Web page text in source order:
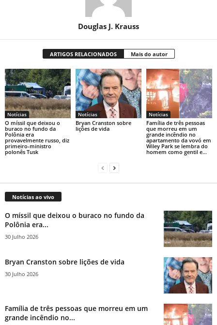
Douglas J. Krauss
ARTIGOS RELACIONADOS Mais do autor
Notícias
O míssil que deixou o
buraco no fundo da
Polônia era
provavelmente russo, diz
primeiro-ministro
polonês Tusk
Notícias
Bryan Cranston sobre
lições de vida
Notícias
Família de três pessoas
que morreu em um
grande incêndio no
apartamento da vovó em
Wiley Park se lembra do
homem como gentil e...
Notícias ao vivo
O míssil que deixou o buraco no fundo da
Polônia era...
30 Julho 2026
Bryan Cranston sobre lições de vida
30 Julho 2026
Família de três pessoas que morreu em um
grande incêndio no...